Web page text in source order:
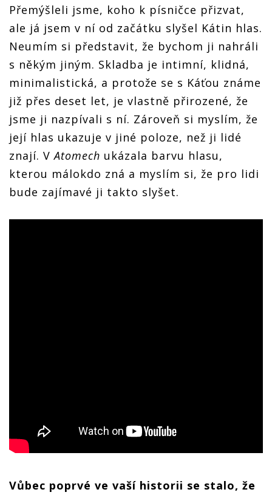
Přemýšleli jsme, koho k písničce přizvat,
ale já jsem v ní od začátku slyšel Kátin hlas.
Neumím si představit, že bychom ji nahráli
s někým jiným. Skladba je intimní, klidná,
minimalistická, a protože se s Káťou známe
již přes deset let, je vlastně přirozené, že
jsme ji nazpívali s ní. Zároveň si myslím, že
její hlas ukazuje v jiné poloze, než ji lidé
znají. VAtomech ukázala barvu hlasu,
kterou málokdo zná a myslím si, že pro lidi
bude zajímavé ji takto slyšet.
Vůbec poprvé ve vaší historii se stalo, že